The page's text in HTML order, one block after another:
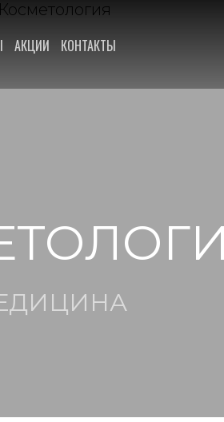
АКЦИИ КОНТАКТЫ